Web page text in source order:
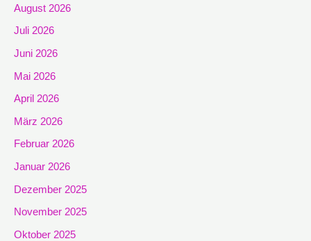
August 2026
Juli 2026
Juni 2026
Mai 2026
April 2026
März 2026
Februar 2026
Januar 2026
Dezember 2025
November 2025
Oktober 2025